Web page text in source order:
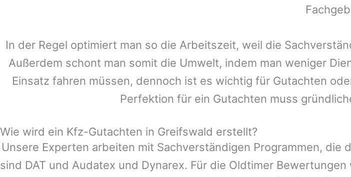
In der Regel optimiert man so die Arbeitszeit, weil die
Außerdem schont man somit die Umwelt, indem man weniger
Einsatz fahren müssen, dennoch ist es wichtig für Gutachten
Perfektion für ein Gutachten muss
Wie wird ein Kfz-Gutachten in Greifswald erstellt?
Unsere Experten arbeiten mit Sachverständigen Programmen,
sind DAT und Audatex und Dynarex. Für die Oldtimer